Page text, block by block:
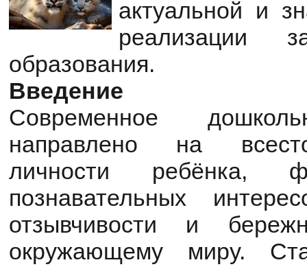
актуальной и
реализации
образования.
Введение
Современное
направлено на
личности ребёнка,
познавательных
отзывчивости и
окружающему миру.